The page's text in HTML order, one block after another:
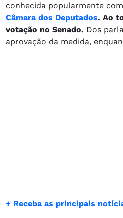
conhecida popularmente
Câmara dos Deputados. Ao
votação no Senado. Dos
aprovação da medida,
+ Receba as principais